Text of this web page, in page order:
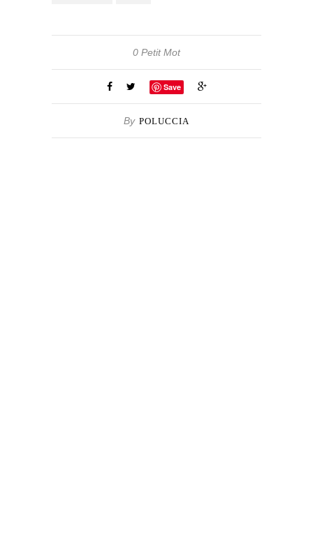
0 Petit Mot
Save
By POLUCCIA